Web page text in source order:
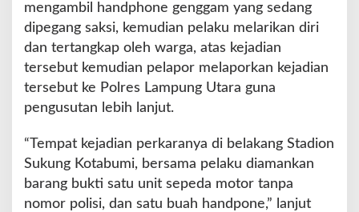
mengambil handphone genggam yang sedang
dipegang saksi, kemudian pelaku melarikan diri
dan tertangkap oleh warga, atas kejadian
tersebut kemudian pelapor melaporkan kejadian
tersebut ke Polres Lampung Utara guna
pengusutan lebih lanjut.
“Tempat kejadian perkaranya di belakang Stadion
Sukung Kotabumi, bersama pelaku diamankan
barang bukti satu unit sepeda motor tanpa
nomor polisi, dan satu buah handpone,” lanjut